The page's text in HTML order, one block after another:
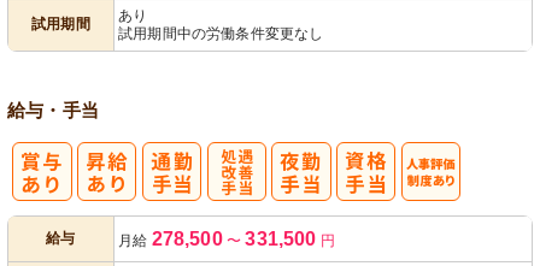
試用期間
あり
試用期間中の労働条件変更なし
給与・手当
給与 月給 278,500 〜 331,500 円